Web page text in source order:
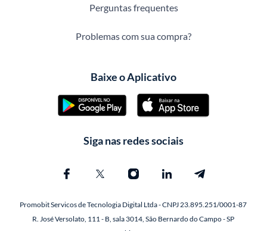
Perguntas frequentes
Problemas com sua compra?
Baixe o Aplicativo
Siga nas redes sociais
Promobit Servicos de Tecnologia Digital Ltda - CNPJ 23.895.251/0001-87
R. José Versolato, 111 - B, sala 3014, São Bernardo do Campo - SP